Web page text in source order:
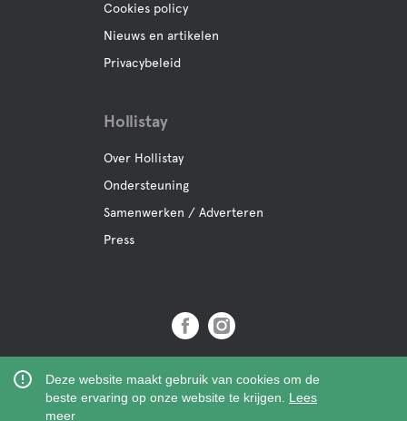
Deze website maakt gebruik van cookies om de
beste ervaring op onze website te krijgen. Lees
meer
Cookies policy
Nieuws en artikelen
Privacybeleid
Hollistay
Over Hollistay
Ondersteuning
Samenwerken / Adverteren
Press
Org.Nr: 559121-9463